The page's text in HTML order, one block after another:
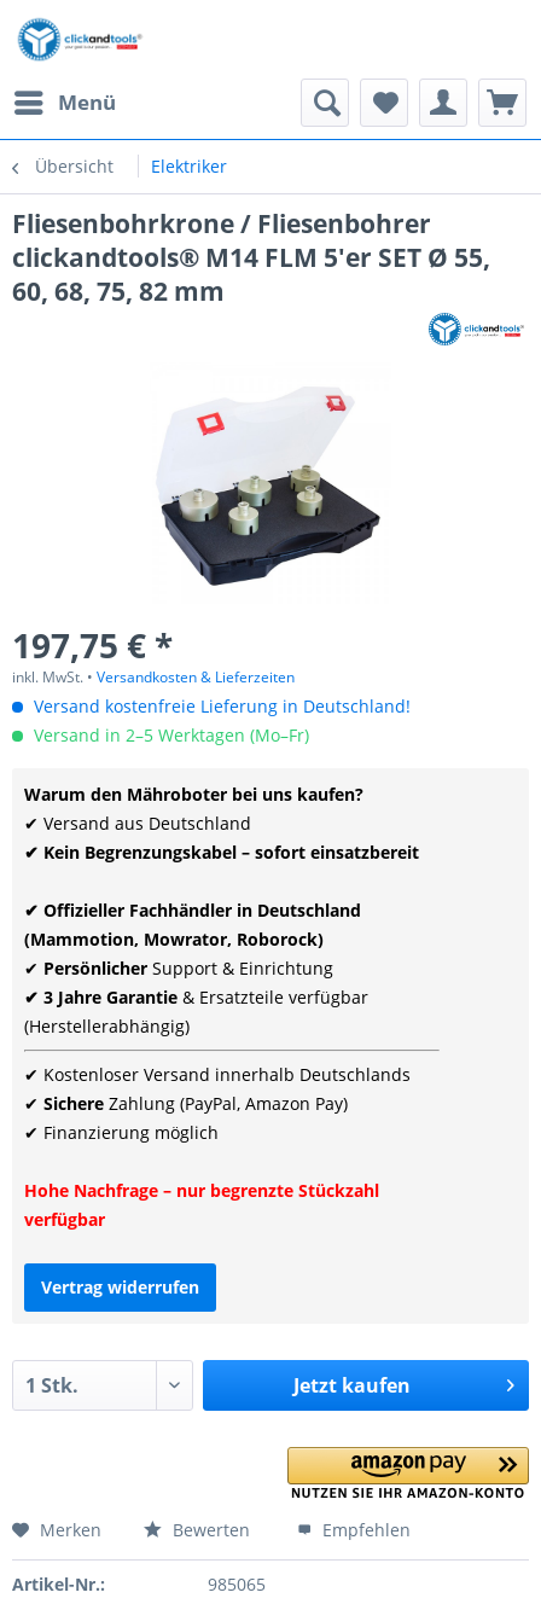
Menü
Übersicht Elektriker
Fliesenbohrkrone / Fliesenbohrer
clickandtools® M14 FLM 5'er SET Ø 55,
60, 68, 75, 82 mm
197,75 € *
inkl. MwSt. • Versandkosten & Lieferzeiten
Versand kostenfreie Lieferung in Deutschland!
Versand in 2–5 Werktagen (Mo–Fr)
Warum den Mähroboter bei uns kaufen?
✔ Versand aus Deutschland
✔ Kein Begrenzungskabel – sofort einsatzbereit
✔ Offizieller Fachhändler in Deutschland
(Mammotion, Mowrator, Roborock)
✔ Persönlicher Support & Einrichtung
✔ 3 Jahre Garantie & Ersatzteile verfügbar
(Herstellerabhängig)
✔ Kostenloser Versand innerhalb Deutschlands
✔ Sichere Zahlung (PayPal, Amazon Pay)
✔ Finanzierung möglich
Hohe Nachfrage – nur begrenzte Stückzahl
verfügbar
Vertrag widerrufen
Jetzt kaufen
Merken Bewerten Empfehlen
Artikel-Nr.: 985065